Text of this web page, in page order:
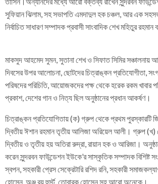
সুফিয়ান ঝিলাম, সহ সভাপতি এমদাদুল হক চঞ্চল, আর এক
নির্বাচিত সাধারণ সম্পাদক প্রবাসী সাংবাদিক শেখ মহিতুর
মাকসুদ আহমেদ সুমন, সুতানা শেখ ও সিফাত সিমির সঞ্চালনায়
দিবসের উপর আলোচনা, ছোটদের চিত্রাঙ্কন প্রতিযোগীতা,
পরিষদের পরিচিতি, আয়োজকদের পক্ষ থেকে হরেক রকম খাবার
প্রকাশ, দেশের গান ও নিত্য ছিল অনুষ্ঠানের প্রধান আকর্ষণ।
চিত্রাঙ্কন প্রতিযোগিতায় (ক) গ্রুপ থেকে প্রথম পুরস্কারটি
দ্বিতীয় ঈশান রহমান তৃতীয় আলিজা অরিয়েল আলী। গ্রুপ (খ)
দ্বিতীয় ও তৃতীয় হয় অতিরা রুদ্রা, রায়ান হক ও আরিজা।
করেন সুন্দরবন ফাউন্ডেশন ইউকে’র সাস্কৃতিক সম্পাদক বিশিষ্ট
স্বপন, সহকারী প্রেস সেক্রেটারি রশিদ রনি, সহকারী
হোসেন, অঞ্জু রয় হুর্স্ট, তোবারক হোসেন সহ আরো অনেকে।